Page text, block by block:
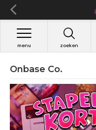
zoeken
menu
Onbase Co.